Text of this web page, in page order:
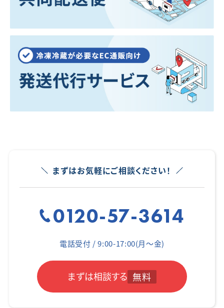
まずはお気軽にご相談ください！
0120-57-3614
電話受付 / 9:00-17:00(月～金)
まずは相談する 無料